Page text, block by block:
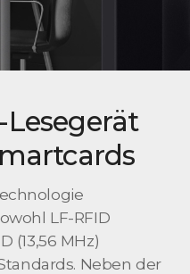
LF-RFID
(13,56 MHz)
Neben der